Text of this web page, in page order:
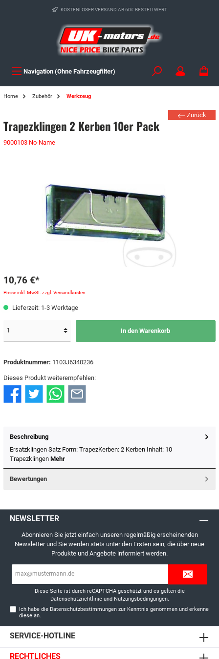
KOSTENLOSER VERSAND AB 60€ BESTELLWERT
Navigation (Ohne Fahrzeugfilter)
Home Zubehör Werkzeug
Zurück
Trapezklingen 2 Kerben 10er Pack
9000103 No-Name
10,76 €*
Preise inkl. MwSt. zzgl. Versandkosten
Lieferzeit: 1-3 Werktage
In den Warenkorb
Produktnummer: 1103J6340236
Dieses Produkt weiterempfehlen:
Beschreibung
Ersatzklingen Satz Form: TrapezKerben: 2 Kerben Inhalt: 10
Trapezklingen Mehr
Bewertungen
NEWSLETTER
Abonnieren Sie jetzt einfach unseren regelmäßig erscheinenden
Newsletter und Sie werden stets unter den Ersten sein, die über neue
Produkte und Angebote informiert werden.
Diese Seite ist durch reCAPTCHA geschützt und es gelten die
Datenschutzrichtlinieund Nutzungsbedingungen.
Ich habe die Datenschutzbestimmungen zur Kenntnis genommen und erkenne
diese an.
SERVICE-HOTLINE
RECHTLICHES